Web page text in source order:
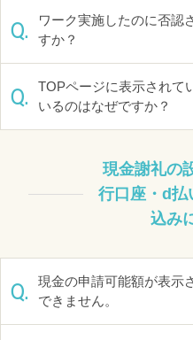
Q.
ワーク実施したのに否認
すか？
Q.
TOPページに表示されて
いるのはなぜですか？
現金謝礼の
行口座・d払
込み
Q.
現金の申請可能額が表示
できません。